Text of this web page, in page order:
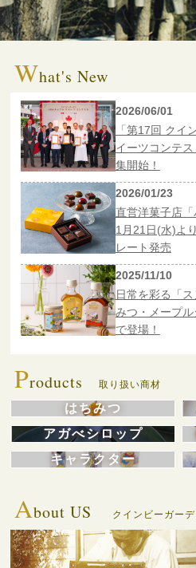
What's New
2026/06/01
「第17回 クイ
イーツコンテ
集開始！
2026/01/23
直営洋菓子店
1月21日(水)よ
レート発売
2025/11/10
日常を彩る「
みつ・メープ
で登場！
Products 取り扱い商材
はちみつ
アガべシロップ
キャラクター
About US クインビーガー